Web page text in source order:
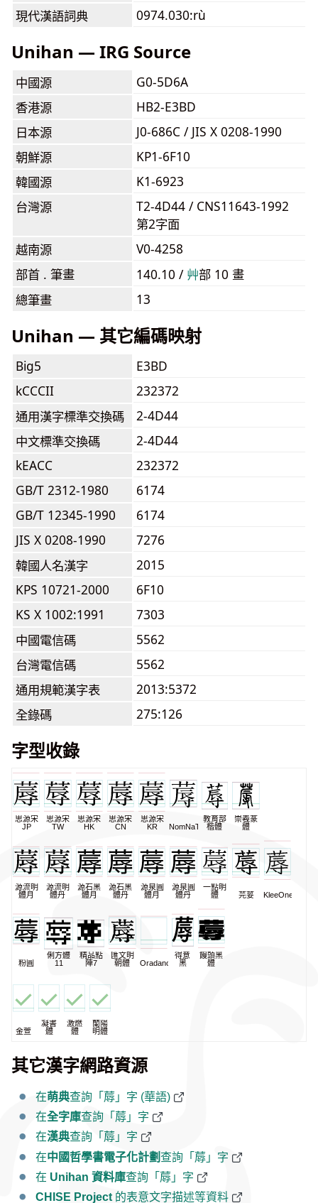
現代漢語詞典
0974.030:rù
Unihan — IRG Source
中國源
G0-5D6A
香港源
HB2-E3BD
日本源
J0-686C / JIS X 0208-1990
朝鮮源
KP1-6F10
韓國源
K1-6923
台灣源
T2-4D44 / CNS11643-1992
第2字面
越南源
V0-4258
部首 . 筆畫
140.10 / ⾋部 10 畫
總筆畫
13
Unihan — 其它編碼映射
Big5
E3BD
kCCCII
232372
通用漢字標準交換碼
2-4D44
中文標準交換碼
2-4D44
kEACC
232372
GB/T 2312-1980
6174
GB/T 12345-1990
6174
JIS X 0208-1990
7276
韓國人名漢字
2015
KPS 10721-2000
6F10
KS X 1002:1991
7303
中國電信碼
5562
台灣電信碼
5562
通用規範漢字表
2013:5372
全錄碼
275:126
字型收錄
思源宋
JP
思源宋
TW
思源宋
HK
思源宋
CN
思源宋
KR
NomNaTong
教育部
楷體
崇羲篆
體
源流明
體月
源流明
體丹
源石黑
體月
源石黑
體丹
源泉圓
體月
源泉圓
體丹
一點明
體
芫荽 KleeOne
粉圓
俐方體
11
精品點
陣7
匯文明
朝體
Oradano
得意
黑
饅頭黑
體
金萱
凝書
體
激燃
體
蘭陽
明體
其它漢字網路資源
在萌典查詢「蓐」字 (華語)
在全字庫查詢「蓐」字
在漢典查詢「蓐」字
在中國哲學書電子化計劃查詢「蓐」字
在 Unihan 資料庫查詢「蓐」字
CHISE Project 的表意文字描述等資料